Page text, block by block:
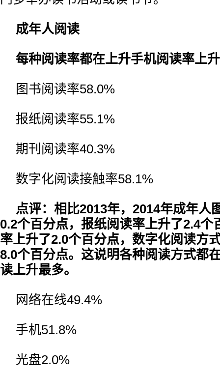
成年人阅读
每种阅读率都在上升手机阅读率上
图书阅读率58.0%
报纸阅读率55.1%
期刊阅读率40.3%
数字化阅读接触率58.1%
点评：相比2013年，2014年成年人
0.2个百分点，报纸阅读率上升了2.4个
率上升了2.0个百分点，数字化阅读方
8.0个百分点。这说明各种阅读方式都
读上升最多。
网络在线49.4%
手机51.8%
光盘2.0%